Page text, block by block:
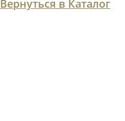
Вернуться в Каталог